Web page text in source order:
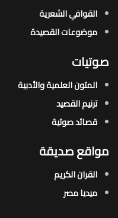
القوافي الشعرية​
موضوعات القصيدة​
صوتيات
المتون العلمية والأدبية
ترنيم القصيد
قصائد صوتية
مواقع صديقة
القران الكريم
ميديا مصر